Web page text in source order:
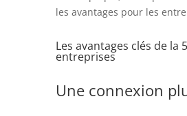
les avantages pour les
Les avantages clés de la
entreprises
Une connexion